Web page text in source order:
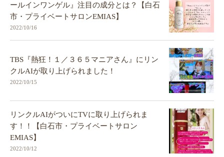
ールインワンゲル』注目の成分とは？【白石
市・プライベートサロンEMIAS】
2022/10/16
TBS『熱狂！１／３６５マニアさん』にリン
クルAIが取り上げられました！
2022/10/15
リンクルAIがついにTVに取り上げられま
す！！【白石市・プライベートサロン
EMIAS】
2022/10/12